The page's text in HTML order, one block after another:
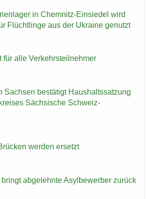
in Chemnitz-​Einsiedel wird
Flücht­lin­ge aus der Ukrai­ne ge­nutzt
für alle Ver­kehrs­teil­neh­mer
Sach­sen be­stä­tigt Haus­halts­sat­zung
Säch­si­sche Schweiz-​
wer­den er­setzt
ab­ge­lehn­te Asyl­be­wer­ber zu­rück